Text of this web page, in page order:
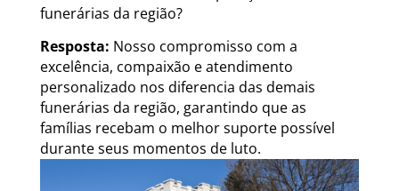
funerárias da região?
Resposta: Nosso compromisso com a
excelência, compaixão e atendimento
personalizado nos diferencia das demais
funerárias da região, garantindo que as
famílias recebam o melhor suporte possível
durante seus momentos de luto.